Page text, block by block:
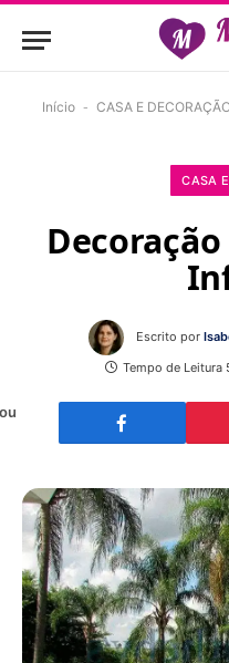
Início - CASA E
CASA
Escrito por
Tempo de Leitura